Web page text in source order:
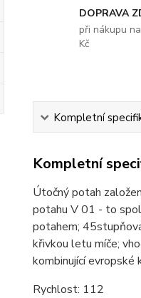
DOPRAVA
při nákupu
Kč
Kompletní
Kompletní
Útočný potah
potahu V 01 - to
potahem;
křivkou letu míče;
kombinující
Rychlost: 112